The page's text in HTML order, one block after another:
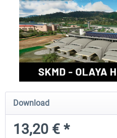
FSDG - Cusco MSFS
Download
13,20 € *